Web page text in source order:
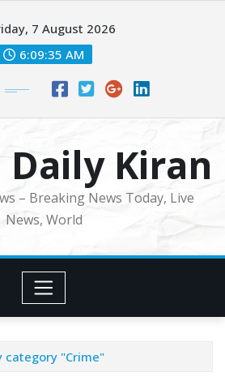
7 August 2026
6:09:37 AM
Daily Kiran
– Breaking News Today, Live
News, World
category "Crime"